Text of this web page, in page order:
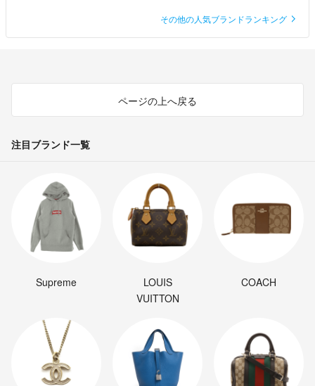
その他の人気ブランドランキング
ページの上へ戻る
注目ブランド一覧
Supreme
LOUIS
VUITTON
COACH